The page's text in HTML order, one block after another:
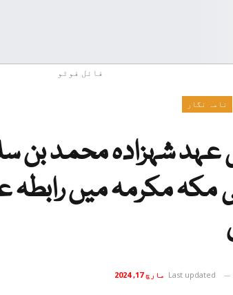
فائل فوٹو
نامہ نگار
عہد شہزادہ محمد بن
مکہ مکرمہ میں رابطہ
Last updated مارچ 17, 2024